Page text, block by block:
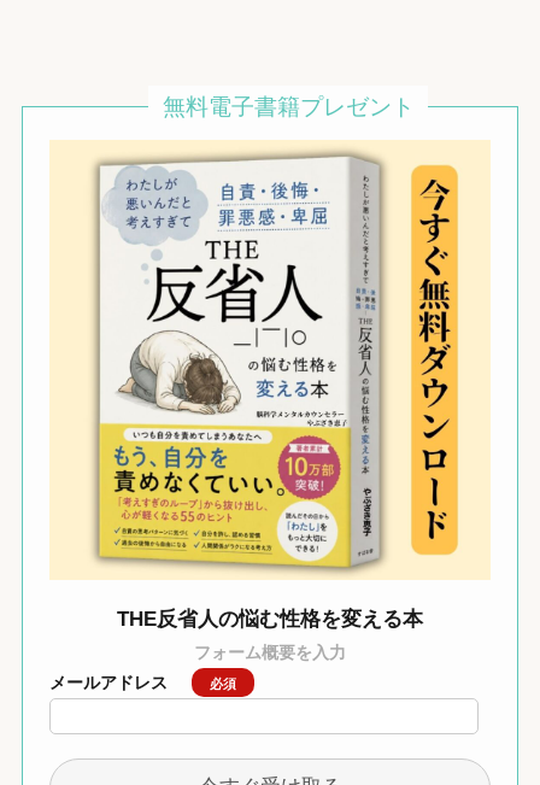
無料電子書籍プレゼント
THE反省人の悩む性格を変える本
フォーム概要を入力
メールアドレス
必須